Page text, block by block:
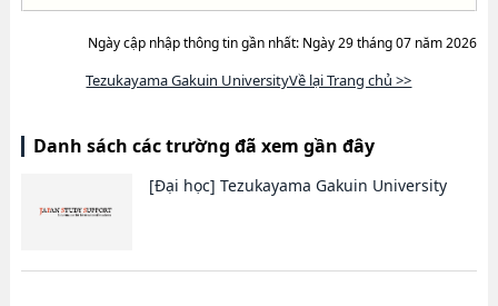
Ngày cập nhập thông tin gần nhất: Ngày 29 tháng 07 năm 2026
Tezukayama Gakuin UniversityVề lại Trang chủ >>
Danh sách các trường đã xem gần đây
[Đại học] Tezukayama Gakuin University